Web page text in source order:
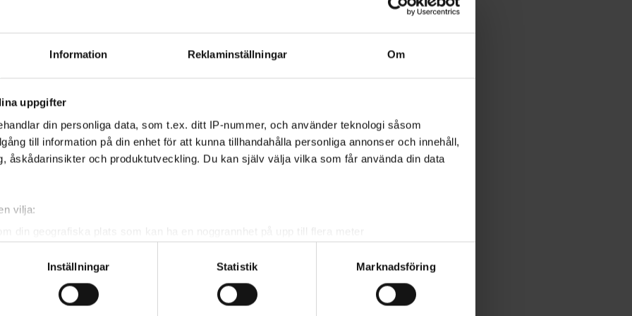
Information Reklaminställningar Om
uppgifter
din personliga data, som t.ex. ditt IP-nummer, och använder teknologi såsom
till information på din enhet för att kunna tillhandahålla personliga annonser och innehåll,
åskådarinsikter och produktutveckling. Du kan själv välja vilka som får använda din data
vilja:
din geografiska plats som kan ha en noggrannhet på upp till flera meter
uppgifter behandlas och ställ in dina preferenser i
detaljsektionen . Du kan ändra
när som helst från cookie-förklaringen.
Inställningar Statistik Marknadsföring
älgbanan innevarande år.
två veckor innan jakttillfället,
avgift.